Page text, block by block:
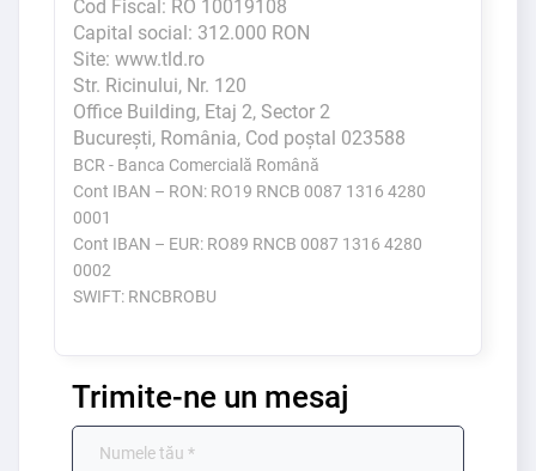
Cod Fiscal: RO 10019108
Capital social: 312.000 RON
Site: www.tld.ro
Str. Ricinului, Nr. 120
Office Building, Etaj 2, Sector 2
Bucureşti, România, Cod poștal 023588
BCR - Banca Comercială Română
Cont IBAN – RON: RO19 RNCB 0087 1316 4280
0001
Cont IBAN – EUR: RO89 RNCB 0087 1316 4280
0002
SWIFT: RNCBROBU
Trimite-ne un mesaj